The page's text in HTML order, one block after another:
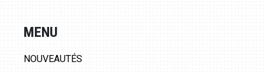
MENU
NOUVEAUTÉS